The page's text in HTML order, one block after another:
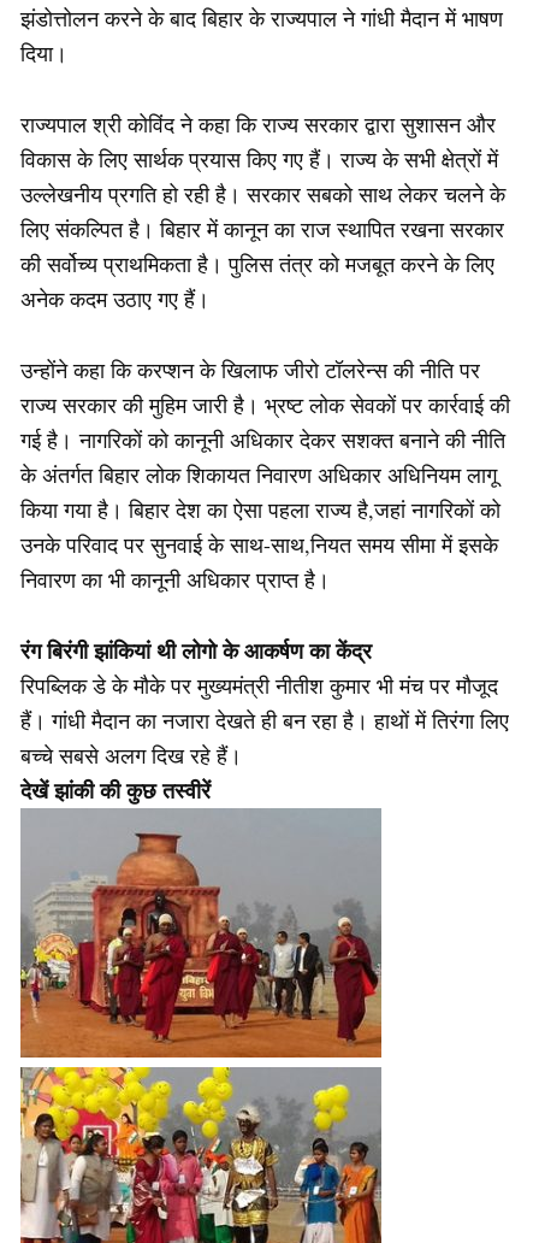
झंडोत्तोलन करने के बाद बिहार के राज्यपाल ने गांधी मैदान में भाषण
दिया।
राज्यपाल श्री कोविंद ने कहा कि राज्य सरकार द्वारा सुशासन और
विकास के लिए सार्थक प्रयास किए गए हैं। राज्य के सभी क्षेत्रों में
उल्लेखनीय प्रगति हो रही है। सरकार सबको साथ लेकर चलने के
लिए संकल्पित है। बिहार में कानून का राज स्थापित रखना सरकार
की सर्वोच्य प्राथमिकता है। पुलिस तंत्र को मजबूत करने के लिए
अनेक कदम उठाए गए हैं।
उन्होंने कहा कि करप्शन के खिलाफ जीरो टॉलरेन्स की नीति पर
राज्य सरकार की मुहिम जारी है। भ्रष्ट लोक सेवकों पर कार्रवाई की
गई है। नागरिकों को कानूनी अधिकार देकर सशक्त बनाने की नीति
के अंतर्गत बिहार लोक शिकायत निवारण अधिकार अधिनियम लागू
किया गया है। बिहार देश का ऐसा पहला राज्य है,जहां नागरिकों को
उनके परिवाद पर सुनवाई के साथ-साथ,नियत समय सीमा में इसके
निवारण का भी कानूनी अधिकार प्राप्त है।
रंग बिरंगी झांकियां थी लोगो के आकर्षण का केंद्र
रिपब्लिक डे के मौके पर मुख्यमंत्री नीतीश कुमार भी मंच पर मौजूद
हैं। गांधी मैदान का नजारा देखते ही बन रहा है। हाथों में तिरंगा लिए
बच्चे सबसे अलग दिख रहे हैं।
देखें झांकी की कुछ तस्वीरें